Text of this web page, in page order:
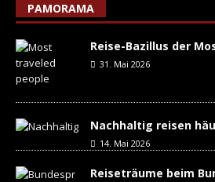
PAMORAMA
Reise-Bazillus der
31. Mai 2026
Nachhaltig reisen
14. Mai 2026
Reiseträume beim